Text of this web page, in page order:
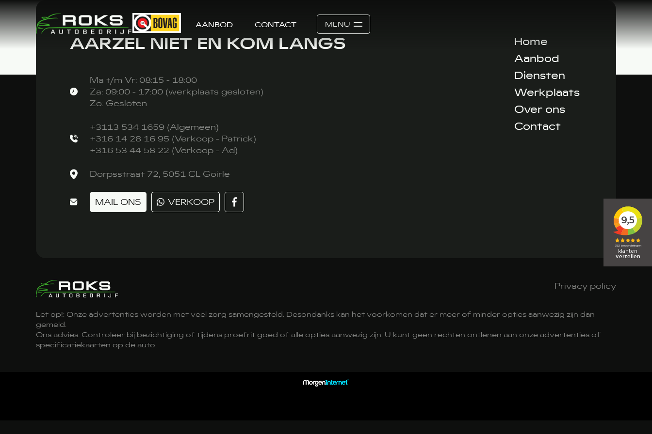
AANBOD CONTACT MENU
AARZEL NIET EN KOM LANGS
Ma t/m Vr: 08:15 - 18:00
Za: 09:00 - 17:00 (werkplaats gesloten)
Zo: Gesloten
+3113 534 1659 (Algemeen)
+316 14 28 16 95 (Verkoop - Patrick)
+316 53 44 58 22 (Verkoop - Ad)
Dorpsstraat 72, 5051 CL Goirle
MAIL ONS VERKOOP
Home
Aanbod
Diensten
Werkplaats
Over ons
Contact
Privacy policy
Let op!: Onze advertenties worden met veel zorg samengesteld. Desondanks kan het voorkomen dat er meer of minder opties aanwezig zijn dan
gemeld.
Ons advies: Controleer bij bezichtiging of tijdens proefrit goed of alle opties aanwezig zijn. U kunt geen rechten ontlenen aan onze advertenties of
specificatiekaarten op de auto.